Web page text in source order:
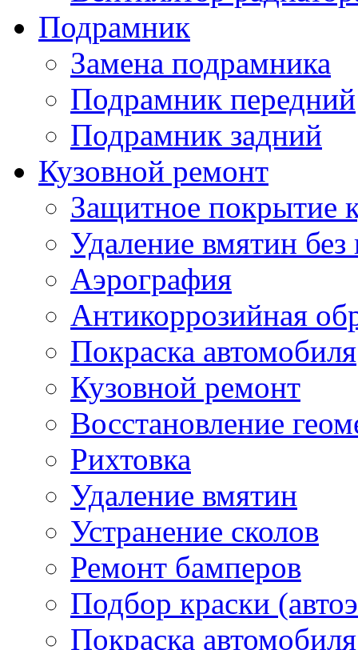
Подрамник
Замена подрамника
Подрамник передний
Подрамник задний
Кузовной ремонт
Защитное покрытие
Удаление вмятин без
Аэрография
Антикоррозийная
Покраска автомобиля
Кузовной ремонт
Восстановление
Рихтовка
Удаление вмятин
Устранение сколов
Ремонт бамперов
Подбор краски
Покраска автомобиля